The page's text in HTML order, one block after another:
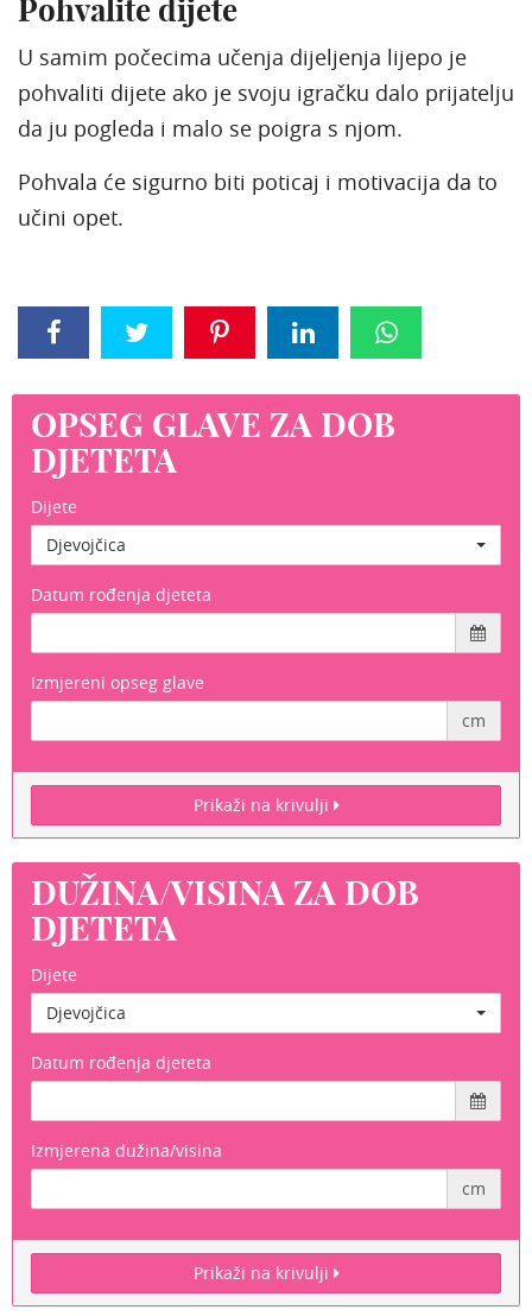
Pohvalite dijete
U samim počecima učenja dijeljenja lijepo je
pohvaliti dijete ako je svoju igračku dalo prijatelju
da ju pogleda i malo se poigra s njom.
Pohvala će sigurno biti poticaj i motivacija da to
učini opet.
OPSEG GLAVE ZA DOB
DJETETA
Dijete
Djevojčica
Datum rođenja djeteta
Izmjereni opseg glave
cm
Prikaži na krivulji
DUŽINA/VISINA ZA DOB
DJETETA
Dijete
Djevojčica
Datum rođenja djeteta
Izmjerena dužina/visina
cm
Prikaži na krivulji